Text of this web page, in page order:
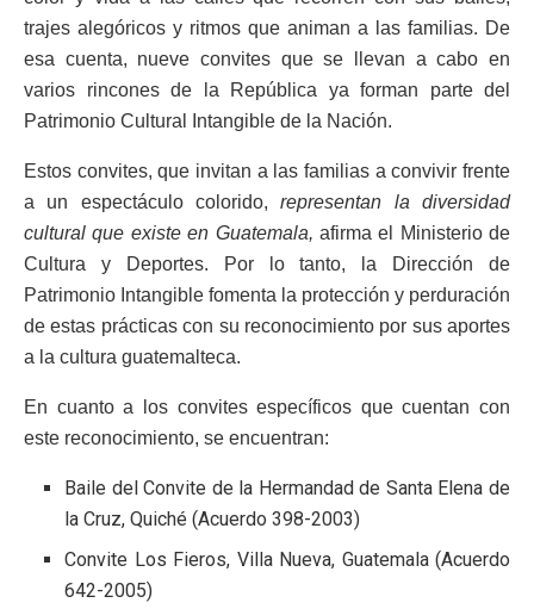
trajes alegóricos y ritmos que animan a las familias. De
esa cuenta, nueve convites que se llevan a cabo en
varios rincones de la República ya forman parte del
Patrimonio Cultural Intangible de la Nación.
Estos convites, que invitan a las familias a convivir frente
a un espectáculo colorido,representan la diversidad
cultural que existe en Guatemala, afirma el Ministerio de
Cultura y Deportes. Por lo tanto, la Dirección de
Patrimonio Intangible fomenta la protección y perduración
de estas prácticas con su reconocimiento por sus aportes
a la cultura guatemalteca.
En cuanto a los convites específicos que cuentan con
este reconocimiento, se encuentran:
Baile del Convite de la Hermandad de Santa Elena de
la Cruz, Quiché (Acuerdo 398-2003)
Convite Los Fieros, Villa Nueva, Guatemala (Acuerdo
642-2005)